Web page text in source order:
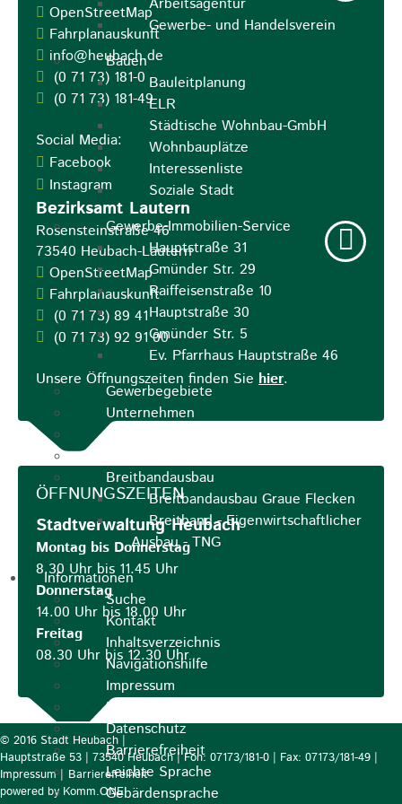
Gewerbe- und Handelsverein
Bauen
Bauleitplanung
ELR
Städtische Wohnbau-GmbH
Wohnbauplätze
Interessenliste
Soziale Stadt
Gewerbe-Immobilien-Service
Hauptstraße 31
Gmünder Str. 29
Raiffeisenstraße 10
Hauptstraße 30
Gmünder Str. 5
Ev. Pfarrhaus Hauptstraße 46
Gewerbegebiete
Unternehmen
Kommunale Wärmeplanung
Breitbandausbau
Breitbandausbau Graue Flecken
Breitband - Eigenwirtschaftlicher
Ausbau - TNG
Informationen
Suche
Kontakt
Inhaltsverzeichnis
Navigationshilfe
Impressum
Nutzungsbedingungen
Datenschutz
Barrierefreiheit
Leichte Sprache
Gebärdensprache
OpenStreetMap
Fahrplanauskunft
info@heubach.de
(0 71 73) 181-0
(0 71 73) 181-49
Social Media:
Facebook
Instagram
Bezirksamt Lautern
Rosensteinstraße 46
73540 Heubach-Lautern
OpenStreetMap
Fahrplanauskunft
(0 71 73) 89 41
(0 71 73) 92 91 00
Unsere Öffnungszeiten finden Sie hier.
ÖFFNUNGSZEITEN
Stadtverwaltung Heubach
Montag bis Donnerstag
8.30 Uhr bis 11.45 Uhr
Donnerstag
14.00 Uhr bis 18.00 Uhr
Freitag
08.30 Uhr bis 12.30 Uhr
© 2016 Stadt Heubach |
Hauptstraße 53 | 73540 Heubach | Fon: 07173/181-0 | Fax: 07173/181-49 |
Impressum| Barrierefreiheit
powered by Komm.ONE